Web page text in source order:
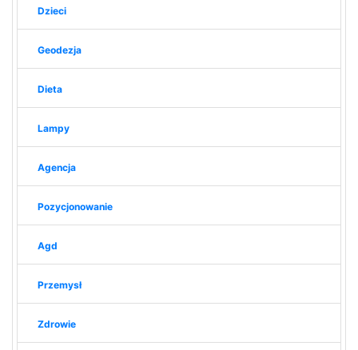
Dzieci
Geodezja
Dieta
Lampy
Agencja
Pozycjonowanie
Agd
Przemysł
Zdrowie